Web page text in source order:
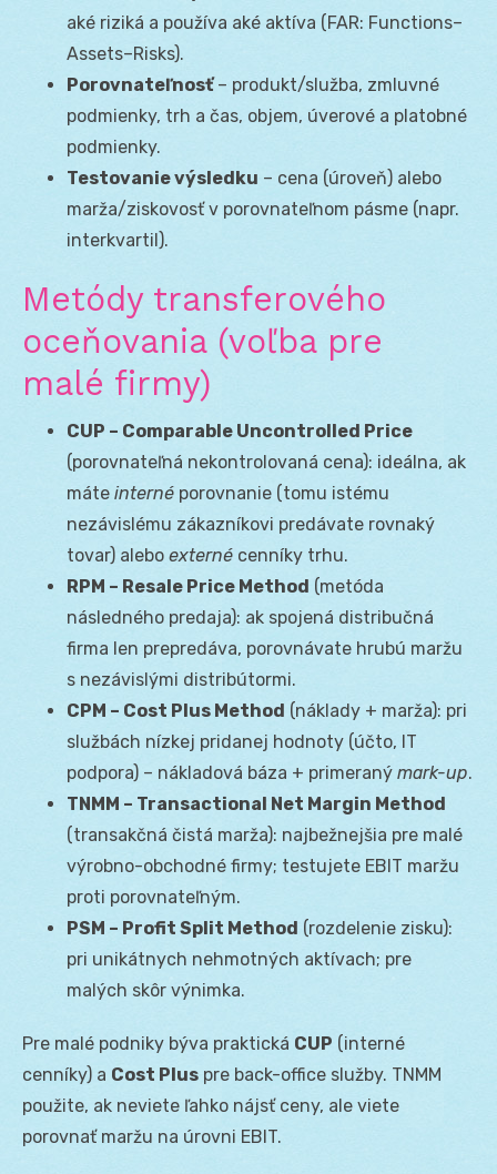
aké riziká a používa aké aktíva (FAR: Functions–
Assets–Risks).
Porovnateľnosť– produkt/služba, zmluvné
podmienky, trh a čas, objem, úverové a platobné
podmienky.
Testovanie výsledku – cena (úroveň) alebo
marža/ziskovosť v porovnateľnom pásme (napr.
interkvartil).
Metódy transferového
oceňovania (voľba pre
malé firmy)
CUP – Comparable Uncontrolled Price
(porovnateľná nekontrolovaná cena): ideálna, ak
máte interné porovnanie (tomu istému
nezávislému zákazníkovi predávate rovnaký
tovar) alebo externé cenníky trhu.
RPM – Resale Price Method (metóda
následného predaja): ak spojená distribučná
firma len prepredáva, porovnávate hrubú maržu
s nezávislými distribútormi.
CPM – Cost Plus Method (náklady + marža): pri
službách nízkej pridanej hodnoty (účto, IT
podpora) – nákladová báza + primeraný mark-up.
TNMM – Transactional Net Margin Method
(transakčná čistá marža): najbežnejšia pre malé
výrobno-obchodné firmy; testujete EBIT maržu
proti porovnateľným.
PSM – Profit Split Method (rozdelenie zisku):
pri unikátnych nehmotných aktívach; pre
malých skôr výnimka.
Pre malé podniky býva praktická CUP (interné
cenníky) a Cost Plus pre back-office služby. TNMM
použite, ak neviete ľahko nájsť ceny, ale viete
porovnať maržu na úrovni EBIT.